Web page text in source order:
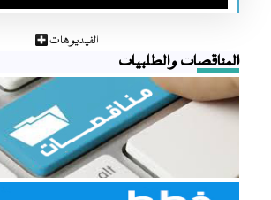
الفيديوهات
المناقصات والطلبيات